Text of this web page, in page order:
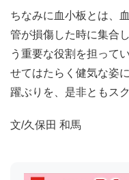
ちなみに血小板とは、
管が損傷した時に集合
う重要な役割を担って
せてはたらく健気な姿
躍ぶりを、是非ともス
文/久保田 和馬